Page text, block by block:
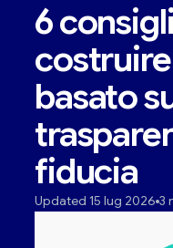
6
basato
fiducia
Updated 15 lug 2026 3